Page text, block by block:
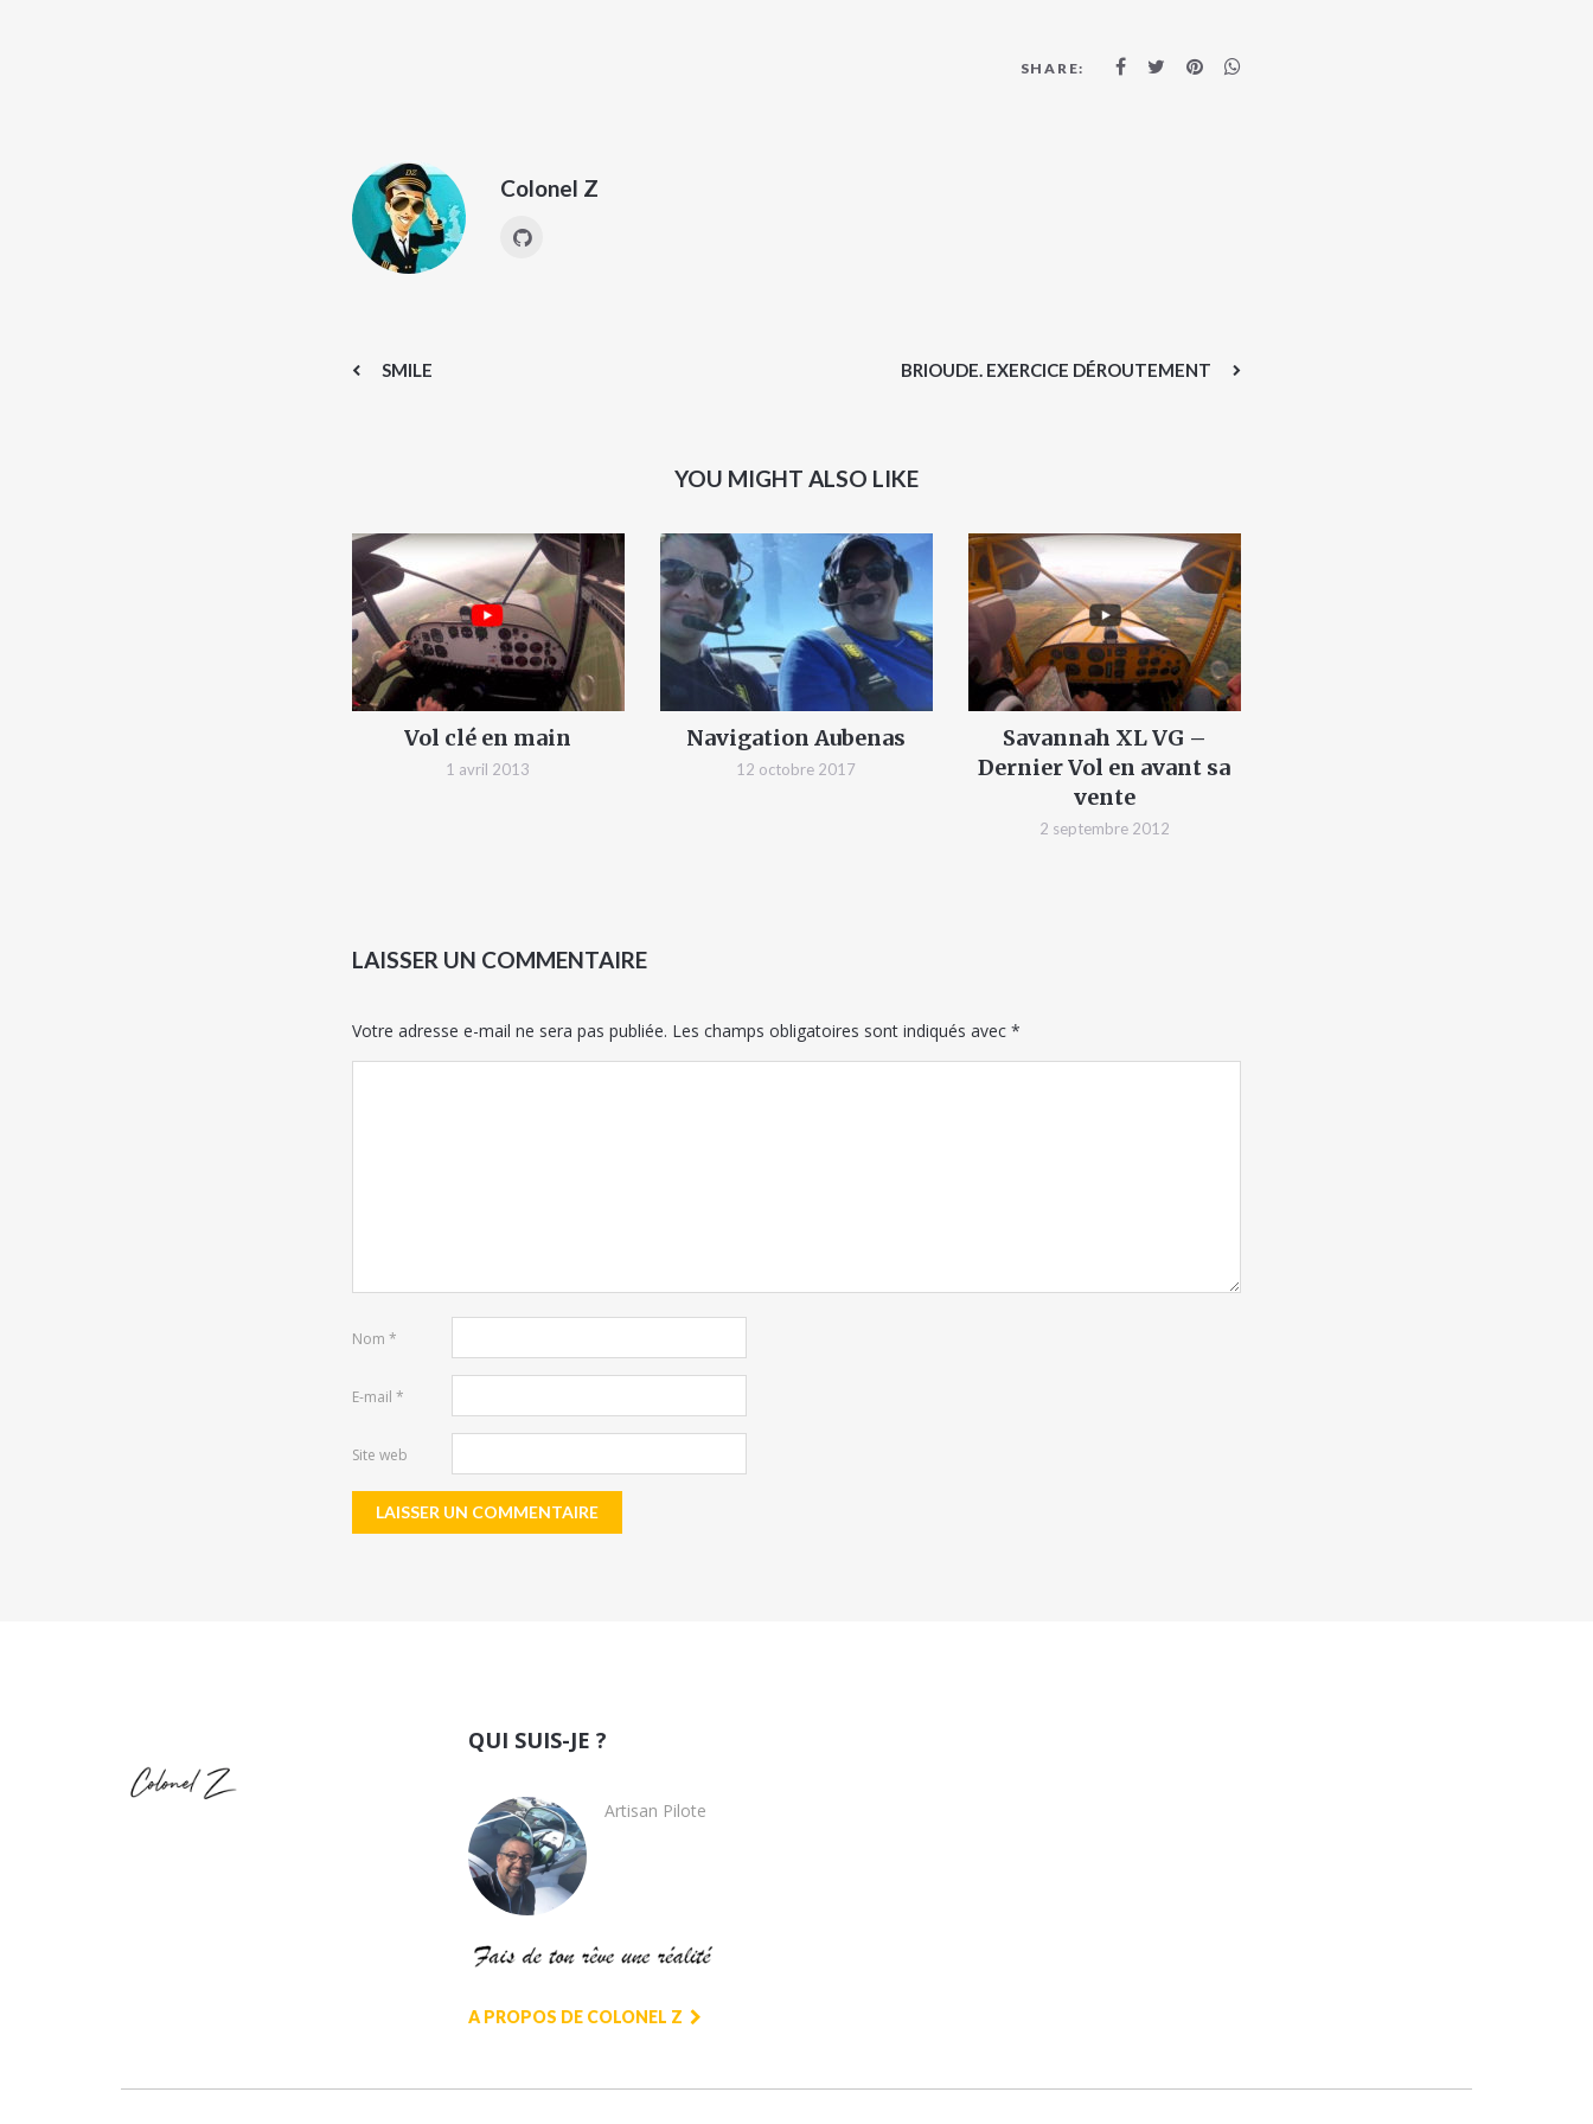
SHARE:
Colonel Z
SMILE BRIOUDE. EXERCICE DÉROUTEMENT
YOU MIGHT ALSO LIKE
Vol clé en main
1 avril 2013
Navigation Aubenas
12 octobre 2017
Savannah XL VG –
Dernier Vol en avant sa
vente
2 septembre 2012
LAISSER UN COMMENTAIRE
Votre adresse e-mail ne sera pas publiée. Les champs obligatoires sont indiqués avec *
Nom *
E-mail *
Site web
QUI SUIS-JE ?
Artisan Pilote
A PROPOS DE COLONEL Z